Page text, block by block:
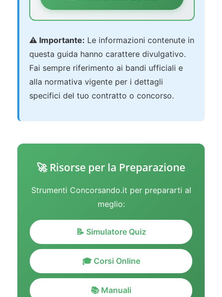
⚠️ Importante: Le informazioni contenute in
questa guida hanno carattere divulgativo.
Fai sempre riferimento ai bandi ufficiali e
alla normativa vigente per i dettagli
specifici del tuo contratto o concorso.
🚀 Risorse per la Preparazione
Strumenti Concorsando.it per prepararti al
meglio:
📝 Simulatore Quiz
🎓 Corsi Online
📚 Manuali